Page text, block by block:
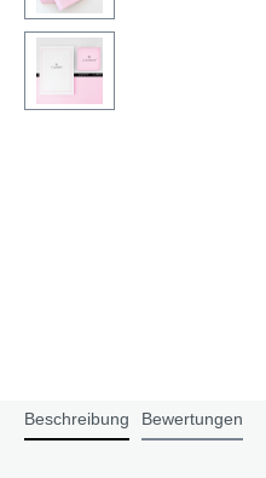
Beschreibung Bewertungen